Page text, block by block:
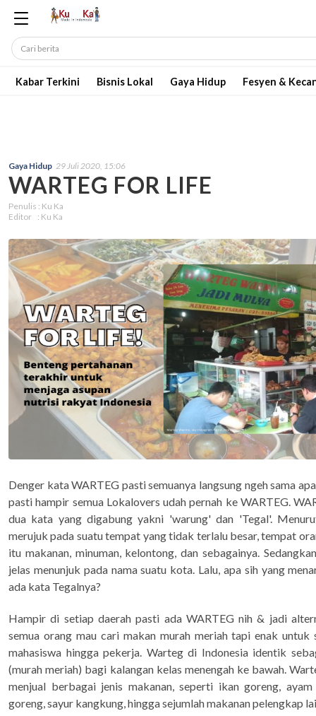
Kabar Terkini Bisnis Lokal Gaya Hidup Fesyen &
Gaya Hidup 29 Juli 2020, 15:06
WARTEG FOR LIFE
Penulis : Ku Ka
Editor : Ku Ka
Denger kata WARTEG pasti semuanya langsung ngeh sama
pasti hampir semua Lokalovers udah pernah ke WARTEG.
dua kata yang digabung yakni 'warung' dan 'Tegal'.
merujuk pada suatu tempat yang tidak terlalu besar, tempat
itu makanan, minuman, kelontong, dan sebagainya.
jelas menunjuk pada nama suatu kota. Lalu, apa sih yang
ada kata Tegalnya?
Hampir di setiap daerah pasti ada WARTEG nih & jadi
semua orang mau cari makan murah meriah tapi enak untuk
mahasiswa hingga pekerja. Warteg di Indonesia identik
(murah meriah) bagi kalangan kelas menengah ke bawah.
menjual berbagai jenis makanan, seperti ikan goreng,
goreng, sayur kangkung, hingga sejumlah makanan pelengkap